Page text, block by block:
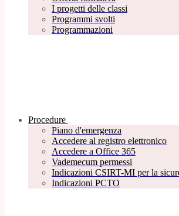
I progetti delle classi
Programmi svolti
Programmazioni
Procedure
Piano d'emergenza
Accedere al registro elettronico
Accedere a Office 365
Vademecum permessi
Indicazioni CSIRT-MI per la
Indicazioni PCTO